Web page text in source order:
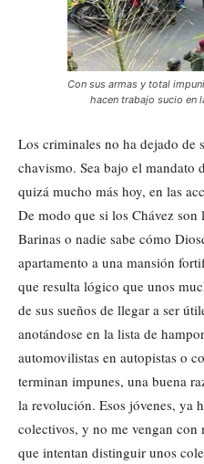
Con sus armas y total
hacen trabajo sucio en
Los criminales no ha dejado de
chavismo. Sea bajo el mandato
quizá mucho más hoy, en las
De modo que si los Chávez
Barinas o nadie sabe cómo
apartamento a una mansión
que resulta lógico que unos
de sus sueños de llegar a ser útil
anotándose en la lista de
automovilistas en autopistas o
terminan impunes, una buena
la revolución. Esos jóvenes, ya
colectivos, y no me vengan con
que intentan distinguir unos